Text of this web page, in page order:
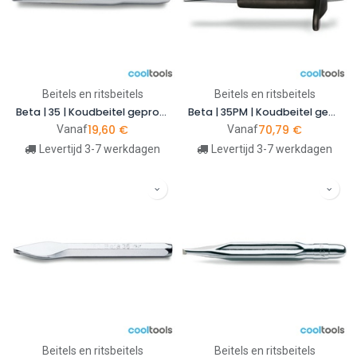
Beitels en ritsbeitels
Beta | 35 | Koudbeitel geprofileerd model
Vanaf19,60 €
Levertijd 3-7 werkdagen
Beitels en ritsbeitels
Beta | 35PM | Koudbeitel geprofileerd model met handbescherming
Vanaf70,79 €
Levertijd 3-7 werkdagen
Beitels en ritsbeitels Beitels en ritsbeitels